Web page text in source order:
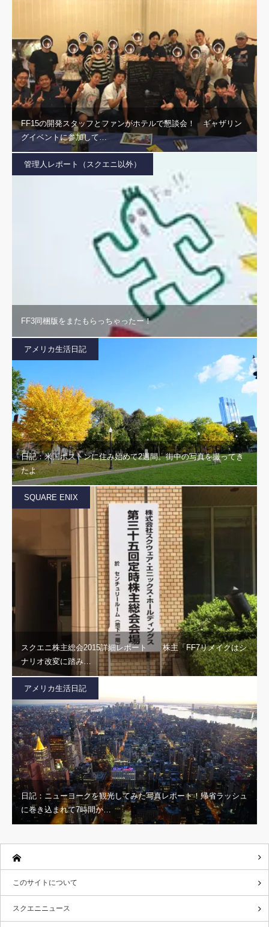
FF15の開発スタッフとファンがホテルで懇談会！ ギャザリン
グイベントに参加して…
管理人レポート（スクエニ以外）
FF3同梱版をまたもらっちゃったー！
アメリカ生活日記
日記：米国ボストンに住み始めて2週間。街中の写真を撮ってき
たよ
SQUARE ENIX
スクエニ株主総会2015詳細レポート 株主「FF7リメイクはシ
ナリオ改変に踏み…
アメリカ生活日記
日記：ニューヨークを観光してみた写真レポート！帰省ラッシュ
に巻き込まれて7時間か…
このサイトについて
スクエニニュース